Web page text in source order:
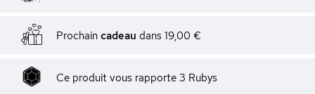
Prochain cadeau dans 19,00 €
Ce produit vous rapporte 3 Rubys